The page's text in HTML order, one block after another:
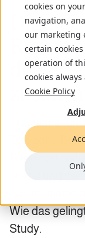
cookies on
navigation,
our marketing
certain
operation of
cookies always
Cookie Policy
der
Traditions-
Das geht.
Rapunzel
Nortal und
zukunftsfähig
Wie das
Study.